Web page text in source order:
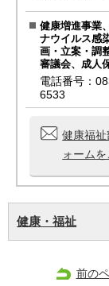
健康増進事業
ナウイルス感
画・立案・調
審議会、成人
電話番号：
6533
健康福
ォームを
健康・福祉
前の